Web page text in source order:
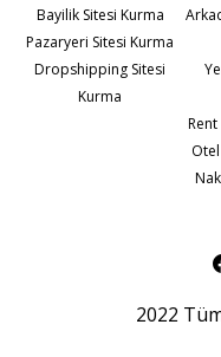
Bayilik Sitesi Kurma
Pazaryeri Sitesi Kurma
Dropshipping Sitesi
Kurma
2022